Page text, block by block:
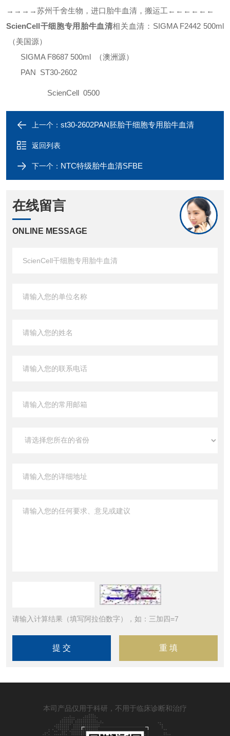
→→→→苏州千舍生物，进口胎牛血清，搬运工 ←←←←←←
ScienCell干细胞专用胎牛血清相关血清： SIGMA F2442 500ml
（美国源）
SIGMA F8687 500ml （澳洲源）
PAN ST30-2602
ScienCell 0500
上一个： st30-2602PAN胚胎干细胞专用胎牛血清
返回列表
下一个： NTC特级胎牛血清SFBE
在线留言
ONLINE MESSAGE
请输入计算结果（填写阿拉伯数字），如：三加四=7
本司产品仅用于科研，不用于临床诊断和治疗